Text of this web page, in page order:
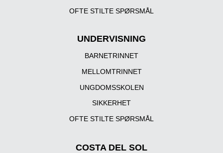
OFTE STILTE SPØRSMÅL
UNDERVISNING
BARNETRINNET
MELLOMTRINNET
UNGDOMSSKOLEN
SIKKERHET
OFTE STILTE SPØRSMÅL
COSTA DEL SOL